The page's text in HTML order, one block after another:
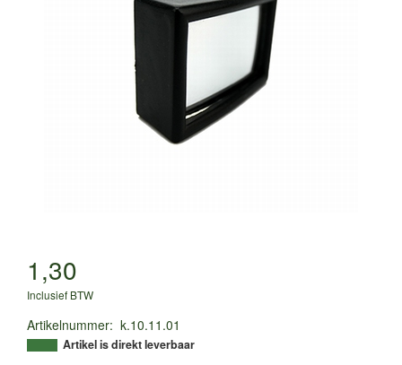
1,30
Inclusief BTW
Artikelnummer: k.10.11.01
Artikel is direkt leverbaar